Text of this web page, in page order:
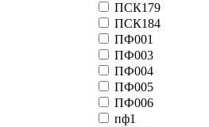
ПСК179
ПСК184
ПФ001
ПФ003
ПФ004
ПФ005
ПФ006
пф1